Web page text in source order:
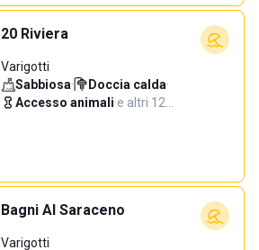
20 Riviera
Varigotti
Sabbiosa· Doccia calda·
Accesso animali·e altri 12…
Bagni Al Saraceno
Varigotti